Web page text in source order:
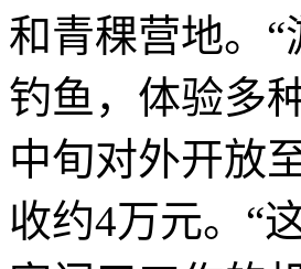
和青稞营地。
钓鱼，体验多
中旬对外开放
收约4万元。“